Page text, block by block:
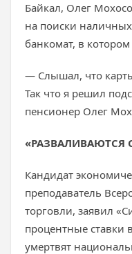
Байкал, Олег
на поиски
банкомат, в
— Слышал, что карты
Так что я решил
пенсионер Олег
«РАЗВАЛИВАЮТСЯ
Кандидат
преподаватель
торговли, заявил
процентные
умертвят